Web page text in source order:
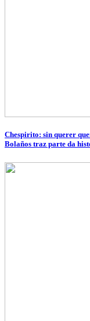
Chespirito: sin querer
Bolaños traz parte da